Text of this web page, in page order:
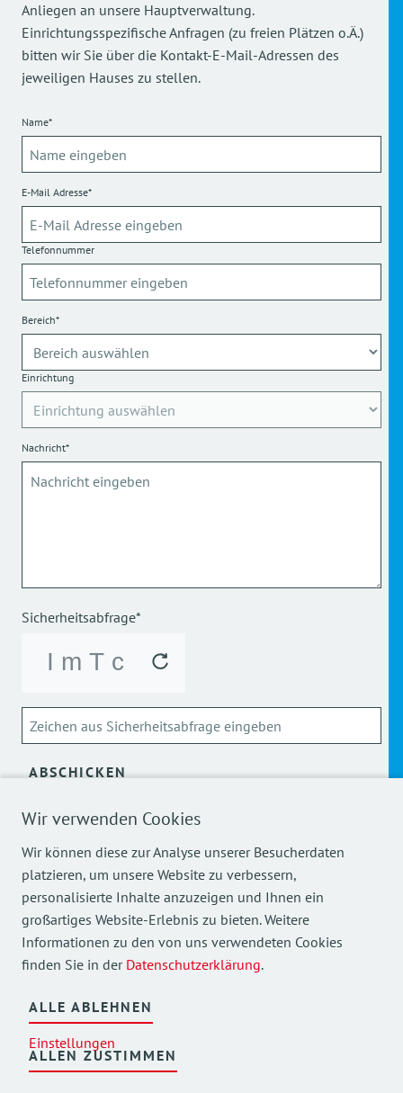
Wir verwenden Cookies
Wir können diese zur Analyse unserer Besucherdaten
platzieren, um unsere Website zu verbessern,
personalisierte Inhalte anzuzeigen und Ihnen ein
großartiges Website-Erlebnis zu bieten. Weitere
Informationen zu den von uns verwendeten Cookies
finden Sie in der Datenschutzerklärung.
ALLE ABLEHNEN
Einstellungen
ALLEN ZUSTIMMEN
Anliegen an unsere Hauptverwaltung.
Einrichtungsspezifische Anfragen (zu freien Plätzen o.Ä.)
bitten wir Sie über die Kontakt-E-Mail-Adressen des
jeweiligen Hauses zu stellen.
Name*
E-Mail Adresse*
Telefonnummer
Bereich*
Einrichtung
Nachricht*
Sicherheitsabfrage*
ABSCHICKEN
Über die Verarbeitung meiner personenbezogenen Daten
Mehr Einblicke in unsere Arbeit finden Sie auch auf
unseren Social Media Kanälen.